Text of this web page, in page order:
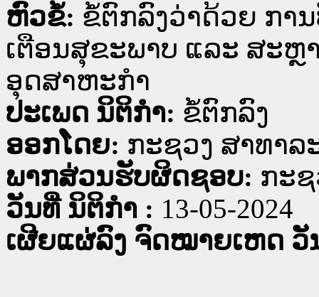
ຫົວຂໍ້: ຂໍ້ຕົກລົງວ່າດ້ວຍ ກາ
ເຕືອນສຸຂະພາບ ແລະ ສະ
ອຸດສາຫະກຳ
ປະເພດ ນິຕິກໍາ: ຂໍ້ຕົກລົງ
ອອກໂດຍ: ກະຊວງ ສາທາລ
ພາກສ່ວນຮັບຜິດຊອບ: ກະ
ວັນທີ່ ນິຕິກໍາ : 13-05-2024
ເຜີຍແຜ່ລົງ ຈົດໝາຍເຫດ ວັ